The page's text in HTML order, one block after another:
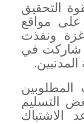
التحقيق
مواقع
غزة ونفذت
شاركت في
.
التسليم
الاشتباك